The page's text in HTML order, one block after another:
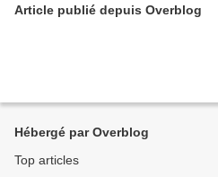
Article publié depuis Overblog
Hébergé par Overblog
Top articles